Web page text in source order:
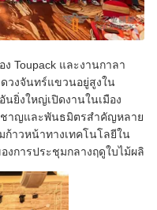
Toupack และงานกาลา
วงจันทร์แขวนอยู่สูงใน
ยิ่งใหญ่เปิดงานในเมือง
ชาญและพันธมิตรสําคัญหลาย
ก้าวหน้าทางเทคโนโลยีใน
การประชุมกลางฤดูใบไม้ผลิ